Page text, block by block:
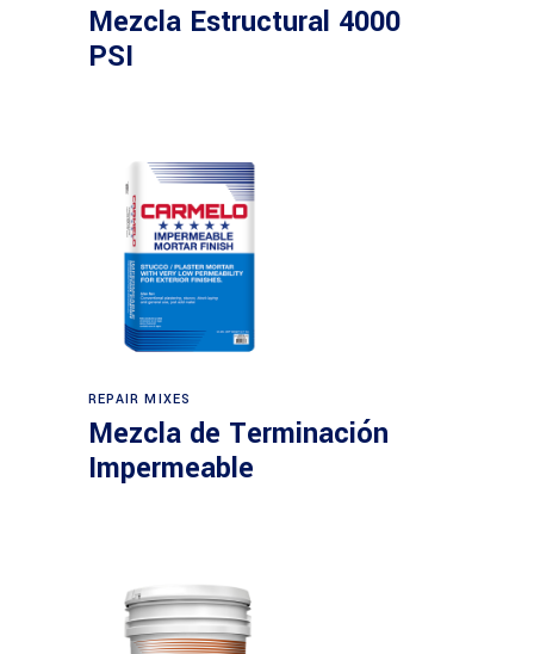
Mezcla Estructural 4000
PSI
REPAIR MIXES
Mezcla de Terminación
Impermeable